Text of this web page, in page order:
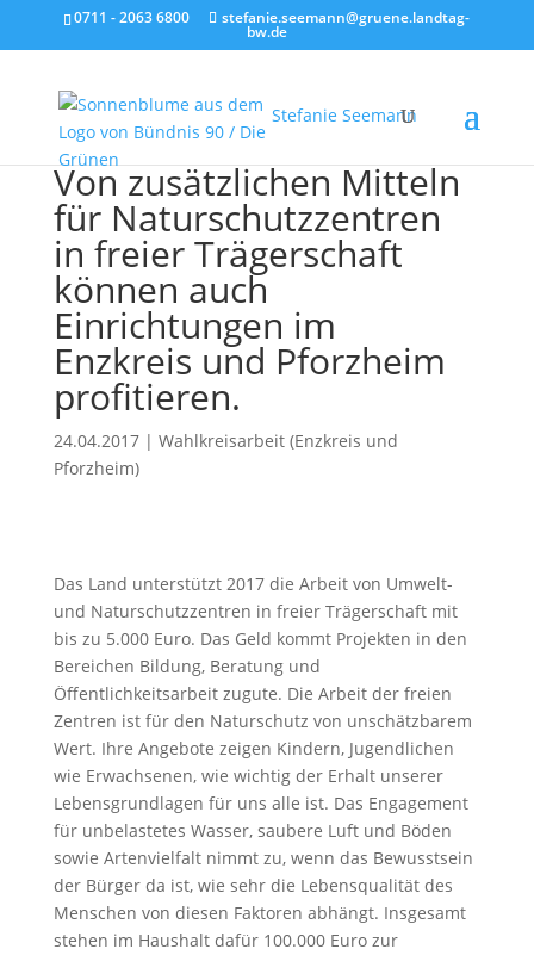
0711 - 2063 6800 stefanie.seemann@gruene.landtag-
bw.de
Stefanie Seemann
Von zusätzlichen Mitteln
für Naturschutzzentren
in freier Trägerschaft
können auch
Einrichtungen im
Enzkreis und Pforzheim
profitieren.
24.04.2017| Wahlkreisarbeit (Enzkreis und
Pforzheim)
Das Land unterstützt 2017 die Arbeit von Umwelt-
und Naturschutzzentren in freier Trägerschaft mit
bis zu 5.000 Euro. Das Geld kommt Projekten in den
Bereichen Bildung, Beratung und
Öffentlichkeitsarbeit zugute. Die Arbeit der freien
Zentren ist für den Naturschutz von unschätzbarem
Wert. Ihre Angebote zeigen Kindern, Jugendlichen
wie Erwachsenen, wie wichtig der Erhalt unserer
Lebensgrundlagen für uns alle ist. Das Engagement
für unbelastetes Wasser, saubere Luft und Böden
sowie Artenvielfalt nimmt zu, wenn das Bewusstsein
der Bürger da ist, wie sehr die Lebensqualität des
Menschen von diesen Faktoren abhängt. Insgesamt
stehen im Haushalt dafür 100.000 Euro zur